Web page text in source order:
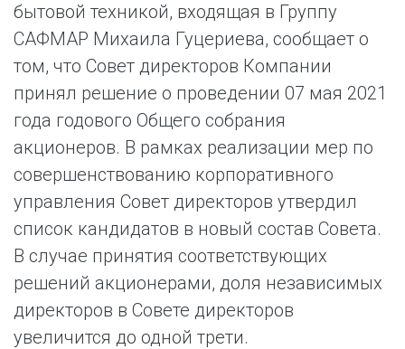
бытовой техникой, входящая в Группу
САФМАР Михаила Гуцериева, сообщает о
том, что Совет директоров Компании
принял решение о проведении 07 мая 2021
года годового Общего собрания
акционеров. В рамках реализации мер по
совершенствованию корпоративного
управления Совет директоров утвердил
список кандидатов в новый состав Совета.
В случае принятия соответствующих
решений акционерами, доля независимых
директоров в Совете директоров
увеличится до одной трети.